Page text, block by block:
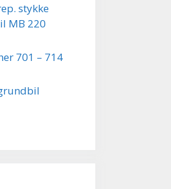
stykke
MB 220
701 – 714